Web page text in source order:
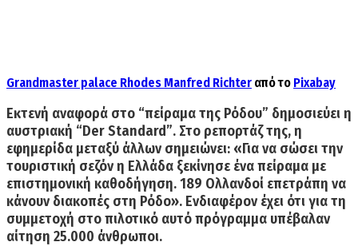
Grandmaster palace Rhodes Manfred Richter από το Pixabay
Εκτενή αναφορά στο “πείραμα της Ρόδου” δημοσιεύει η
αυστριακή “Der Standard”. Στο ρεπορτάζ της, η
εφημερίδα μεταξύ άλλων σημειώνει: «Για να σώσει την
τουριστική σεζόν η Ελλάδα ξεκίνησε ένα πείραμα με
επιστημονική καθοδήγηση.189 Ολλανδοί επετράπη να
κάνουν διακοπές στη Ρόδο». Ενδιαφέρον έχει ότι για τη
συμμετοχή στο πιλοτικό αυτό πρόγραμμα υπέβαλαν
αίτηση 25.000 άνθρωποι.